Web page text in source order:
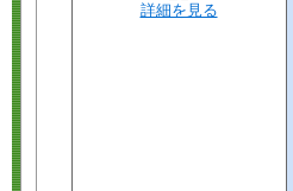
詳細を見る